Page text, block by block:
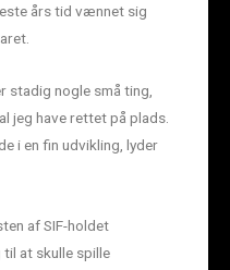
års tid vænnet sig
stadig nogle små ting,
jeg have rettet på plads.
i en fin udvikling, lyder
af SIF-holdet
at skulle spille